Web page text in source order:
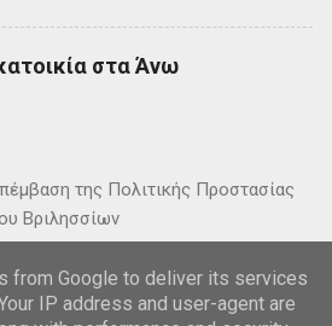
στα Άνω
της Πολιτικής Προστασίας
Βριλησσίων
ΔΙΑΒΆΣΤΕ ΠΕΡΙΣΣΌΤΕΡΑ »
from Google to deliver its services
IP address and user-agent are